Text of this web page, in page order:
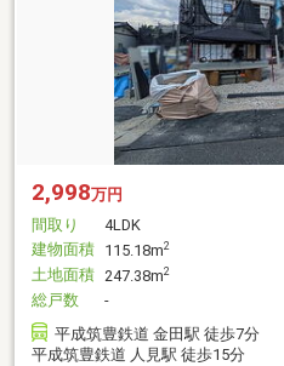
2,998万円
間取り
4LDK
建物面積 115.18m2
土地面積 247.38m2
総戸数
-
平成筑豊鉄道 金田駅 徒歩7分
平成筑豊鉄道 人見駅 徒歩15分